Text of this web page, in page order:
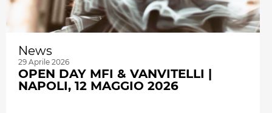
News
29 Aprile 2026
OPEN DAY MFI & VANVITELLI |
NAPOLI, 12 MAGGIO 2026